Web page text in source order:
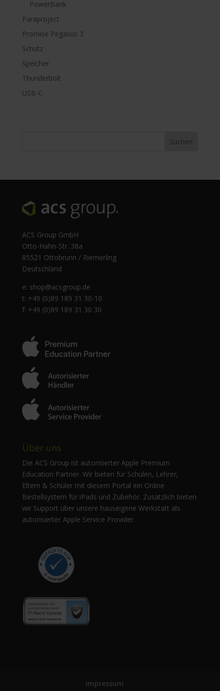
PowerBank
Paraproject
Promise Pegasus 3
Schutz
Speicher
Thunderbolt
USB-C
ACS Group GmbH
Otto-Hahn-Str. 38a
85521 Ottobrunn / Riemerling
Deutschland
e: shop@acsgroup.de
t: +49 (0)89 189 31 30-10
f: +49 (0)89 189 31 30 30
Über uns
Die ACS Group ist autorisierter Apple Premium
Education Partner. Wir bieten für Schulen, Lehrer,
Eltern & Schüler mit diesem Portal ein Online
Bestellsystem für iPads und Zubehör. Zusätzlich bieten
wir Support über unsere hauseigene Werkstatt als
autorisierter Apple Service Provider.
Impressum